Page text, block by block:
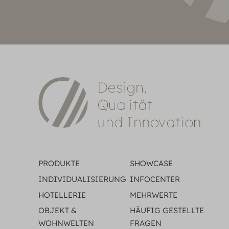
PRODUKTE
INDIVIDUALISIERUNG
HOTELLERIE
OBJEKT &
WOHNWELTEN
SHOWCASE
INFOCENTER
MEHRWERTE
HÄUFIG GESTELLTE
FRAGEN